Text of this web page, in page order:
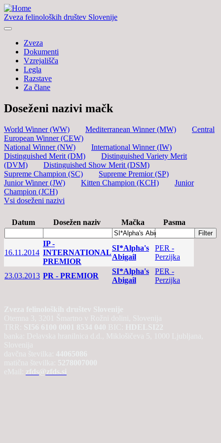
Zveza felinoloških društev Slovenije
Zveza
Dokumenti
Vzrejališča
Legla
Razstave
Za člane
Doseženi nazivi mačk
World Winner (WW) Mediterranean Winner (MW)
Central
European Winner (CEW)
National Winner (NW)
International Winner (IW)
Distinguished Merit (DM)
Distinguished Variety Merit
(DVM)
Distinguished Show Merit (DSM)
Supreme Champion (SC)
Supreme Premior (SP)
Junior Winner (JW)
Kitten Champion (KCH)
Junior
Champion (JCH)
Vsi doseženi nazivi
Datum Dosežen naziv Mačka Pasma
16.11.2014
IP -
INTERNATIONAL
PREMIOR
SI*Alpha's
Abigail
PER -
Perzijka
23.03.2013 PR - PREMIOR
SI*Alpha's
Abigail
PER -
Perzijka